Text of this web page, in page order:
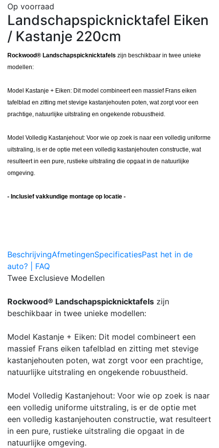
Op voorraad
Landschapspicknicktafel Eiken
/ Kastanje 220cm
Rockwood® Landschapspicknicktafels zijn beschikbaar in twee unieke
modellen:
Model Kastanje + Eiken: Dit model combineert een massief Frans eiken
tafelblad en zitting met stevige kastanjehouten poten, wat zorgt voor een
prachtige, natuurlijke uitstraling en ongekende robuustheid.
Model Volledig Kastanjehout: Voor wie op zoek is naar een volledig uniforme
uitstraling, is er de optie met een volledig kastanjehouten constructie, wat
resulteert in een pure, rustieke uitstraling die opgaat in de natuurlijke
omgeving.
- Inclusief vakkundige montage op locatie -
BeschrijvingAfmetingenSpecificatiesPast het in de
auto? | FAQ
Twee Exclusieve Modellen
Rockwood® Landschapspicknicktafels zijn
beschikbaar in twee unieke modellen:
Model Kastanje + Eiken: Dit model combineert een
massief Frans eiken tafelblad en zitting met stevige
kastanjehouten poten, wat zorgt voor een prachtige,
natuurlijke uitstraling en ongekende robuustheid.
Model Volledig Kastanjehout: Voor wie op zoek is naar
een volledig uniforme uitstraling, is er de optie met
een volledig kastanjehouten constructie, wat resulteert
in een pure, rustieke uitstraling die opgaat in de
natuurlijke omgeving.